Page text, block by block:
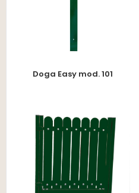
Doga Easy mod. 101